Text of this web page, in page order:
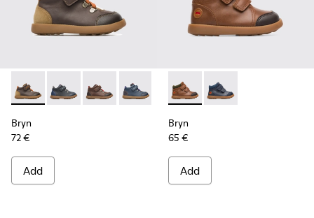
Bryn - K900077-001 - Brown
Bryn - K900077-004
Bryn - K900077-003 - Brown
Bryn - K900077-002
Bryn
72 €
Add
Bryn - K900230-003 -
Bryn - K900230-002
Bryn
65 €
Add